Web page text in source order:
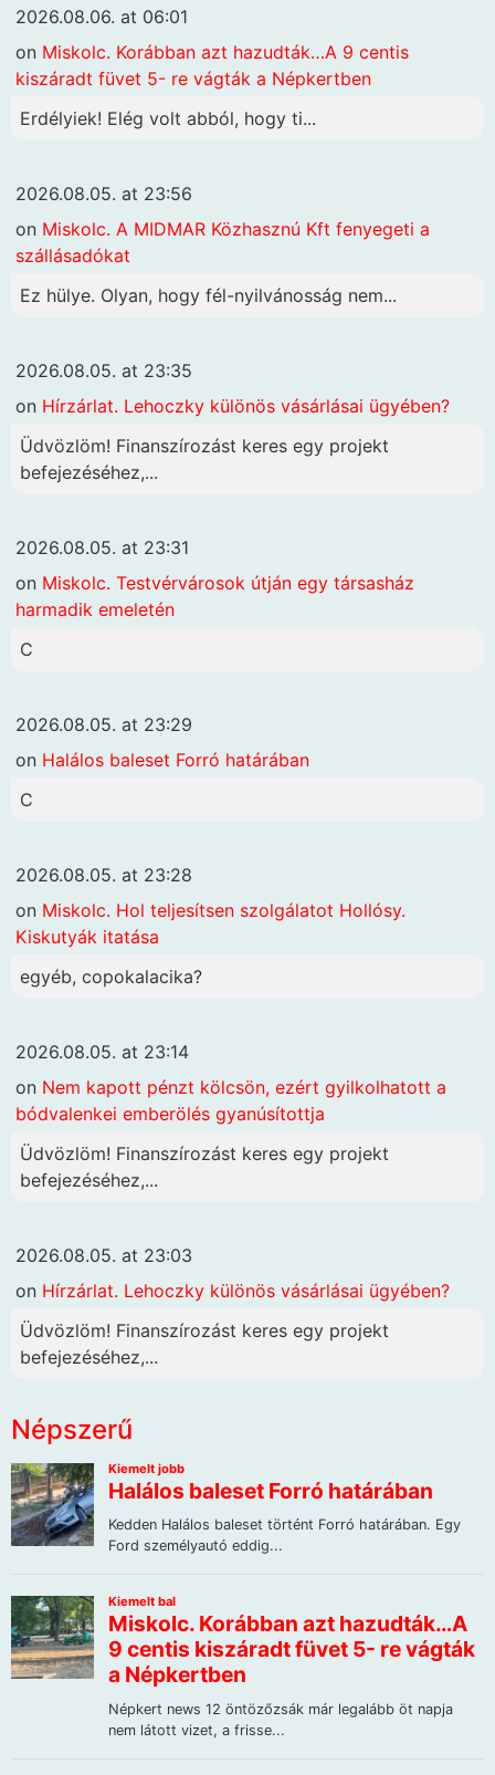
2026.08.06. at 06:01
on Miskolc. Korábban azt hazudták…A 9 centis
kiszáradt füvet 5- re vágták a Népkertben
Erdélyiek! Elég volt abból, hogy ti...
2026.08.05. at 23:56
on Miskolc. A MIDMAR Közhasznú Kft fenyegeti a
szállásadókat
Ez hülye. Olyan, hogy fél-nyilvánosság nem...
2026.08.05. at 23:35
on Hírzárlat. Lehoczky különös vásárlásai ügyében?
Üdvözlöm! Finanszírozást keres egy projekt
befejezéséhez,...
2026.08.05. at 23:31
on Miskolc. Testvérvárosok útján egy társasház
harmadik emeletén
C
2026.08.05. at 23:29
on Halálos baleset Forró határában
C
2026.08.05. at 23:28
on Miskolc. Hol teljesítsen szolgálatot Hollósy.
Kiskutyák itatása
egyéb, copokalacika?
2026.08.05. at 23:14
on Nem kapott pénzt kölcsön, ezért gyilkolhatott a
bódvalenkei emberölés gyanúsítottja
Üdvözlöm! Finanszírozást keres egy projekt
befejezéséhez,...
2026.08.05. at 23:03
on Hírzárlat. Lehoczky különös vásárlásai ügyében?
Üdvözlöm! Finanszírozást keres egy projekt
befejezéséhez,...
Népszerű